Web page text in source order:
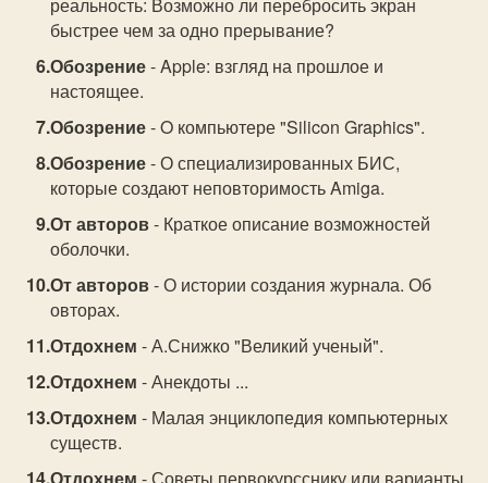
быстрее чем за одно прерывание?
Обозрение- Apple: взгляд на прошлое и
настоящее.
Обозрение- O компьютере "Silicon Graphics".
Обозрение- О специализированных БИС,
которые создают неповторимость Amiga.
От авторов- Краткое описание возможностей
оболочки.
От авторов- О истории создания журнала. Об
овторах.
Отдохнем - А.Снижко "Великий ученый".
Отдохнем - Анекдоты ...
Отдохнем - Малая энциклопедия компьютерных
существ.